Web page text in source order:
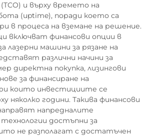
и върху времето на
(uptime), поради което са
в процеса на вземане на решение.
включват финансови опции в
лазерни машини за рязане на
различни начини за
директна покупка, лизингови
за финансиране на
които инвестициите се
няколко години. Такива финансови
напредналите
достъпни за
не разполагат с достатъчен